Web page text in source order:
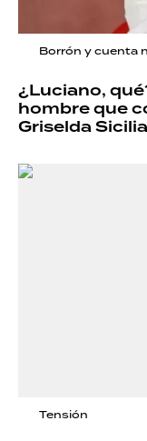
Borrón y cuenta
¿Luciano,
hombre que
Griselda
Tensión